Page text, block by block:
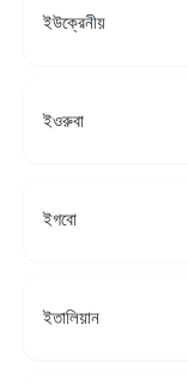
ইউক্রেনীয়
ইওরুবা
ইগবো
ইতালিয়ান